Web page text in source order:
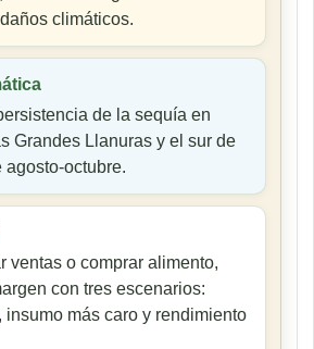
climáticos.
de la sequía en
Grandes Llanuras y el sur de
agosto-octubre.
ventas o comprar alimento,
con tres escenarios:
insumo más caro y rendimiento